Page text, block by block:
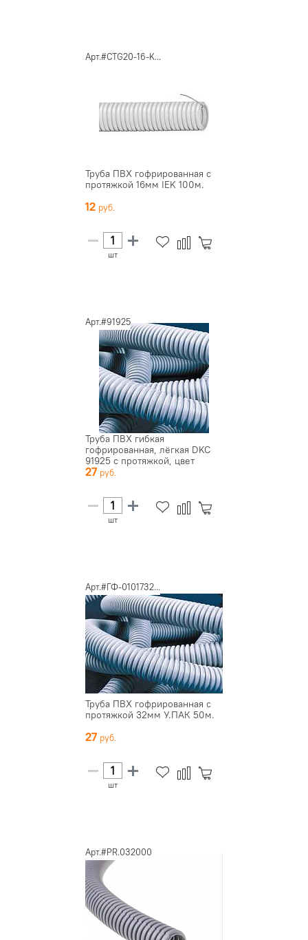
Арт.#CTG20-16-K...
Труба ПВХ гофрированная с
протяжкой 16мм IEK 100м.
12
шт
Арт.#91925
Труба ПВХ гибкая
гофрированная, лёгкая DKC
91925 с протяжкой, цвет
серый, д...
27
шт
Арт.#ГФ-0101732...
Труба ПВХ гофрированная с
протяжкой 32мм У.ПАК 50м.
27
шт
Арт.#PR.032000